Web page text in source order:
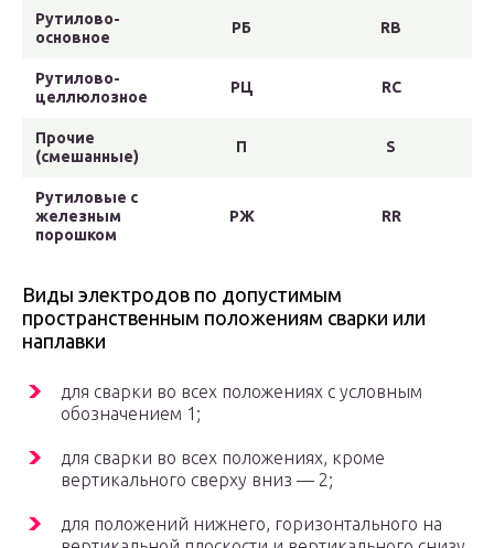
Рутилово-
основное
РБ RB
Рутилово-
целлюлозное
РЦ RC
Прочие
(смешанные)
П S
Рутиловые с
железным
порошком
РЖ RR
Виды электродов по допустимым
пространственным положениям сварки или
наплавки
для сварки во всех положениях с условным
обозначением 1;
для сварки во всех положениях, кроме
вертикального сверху вниз — 2;
для положений нижнего, горизонтального на